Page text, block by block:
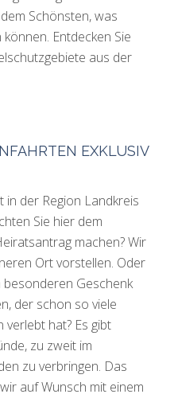
Schönsten, was
Entdecken Sie
aus der
EXKLUSIV
in der Region Landkreis
Sie hier dem
machen? Wir
Ort vorstellen. Oder
besonderen Geschenk
der schon so viele
verlebt hat? Es gibt
zu zweit im
zu verbringen. Das
auf Wunsch mit einem